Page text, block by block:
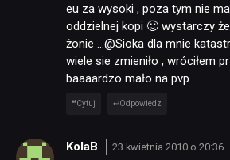
PUBLICYSTYKA
KULTURA
eu za wysoki , poza tym nie
oddzielnej kopi 🙂 wystarczy
żonie …@Sioka dla mnie
wiele sie zmieniło , wróciłem
baaaardzo mało na pvp
Cytuj Odpowiedz
KolaB 23 kwietnia 2010 o 20:36